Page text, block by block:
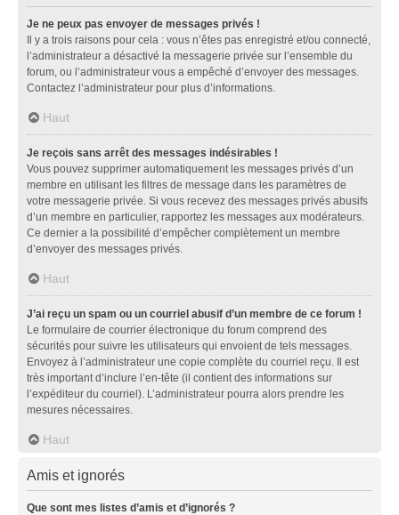
Je ne peux pas envoyer de messages privés !
Il y a trois raisons pour cela : vous n’êtes pas enregistré et/ou connecté,
l’administrateur a désactivé la messagerie privée sur l’ensemble du
forum, ou l’administrateur vous a empêché d’envoyer des messages.
Contactez l’administrateur pour plus d’informations.
Haut
Je reçois sans arrêt des messages indésirables !
Vous pouvez supprimer automatiquement les messages privés d’un
membre en utilisant les filtres de message dans les paramètres de
votre messagerie privée. Si vous recevez des messages privés abusifs
d’un membre en particulier, rapportez les messages aux modérateurs.
Ce dernier a la possibilité d’empêcher complètement un membre
d’envoyer des messages privés.
Haut
J’ai reçu un spam ou un courriel abusif d’un membre de ce forum !
Le formulaire de courrier électronique du forum comprend des
sécurités pour suivre les utilisateurs qui envoient de tels messages.
Envoyez à l’administrateur une copie complète du courriel reçu. Il est
très important d’inclure l’en-tête (il contient des informations sur
l’expéditeur du courriel). L’administrateur pourra alors prendre les
mesures nécessaires.
Haut
Amis et ignorés
Que sont mes listes d’amis et d’ignorés ?